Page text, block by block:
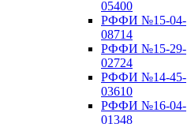
05400
РФФИ №15-04-
08714
РФФИ №15-29-
02724
РФФИ №14-45-
03610
РФФИ №16-04-
01348